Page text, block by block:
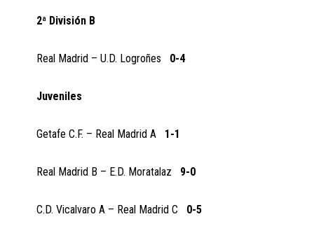
2ª División B
Real Madrid – U.D. Logroñes 0-4
Juveniles
Getafe C.F. – Real Madrid A 1-1
Real Madrid B – E.D. Moratalaz 9-0
C.D. Vicalvaro A – Real Madrid C 0-5